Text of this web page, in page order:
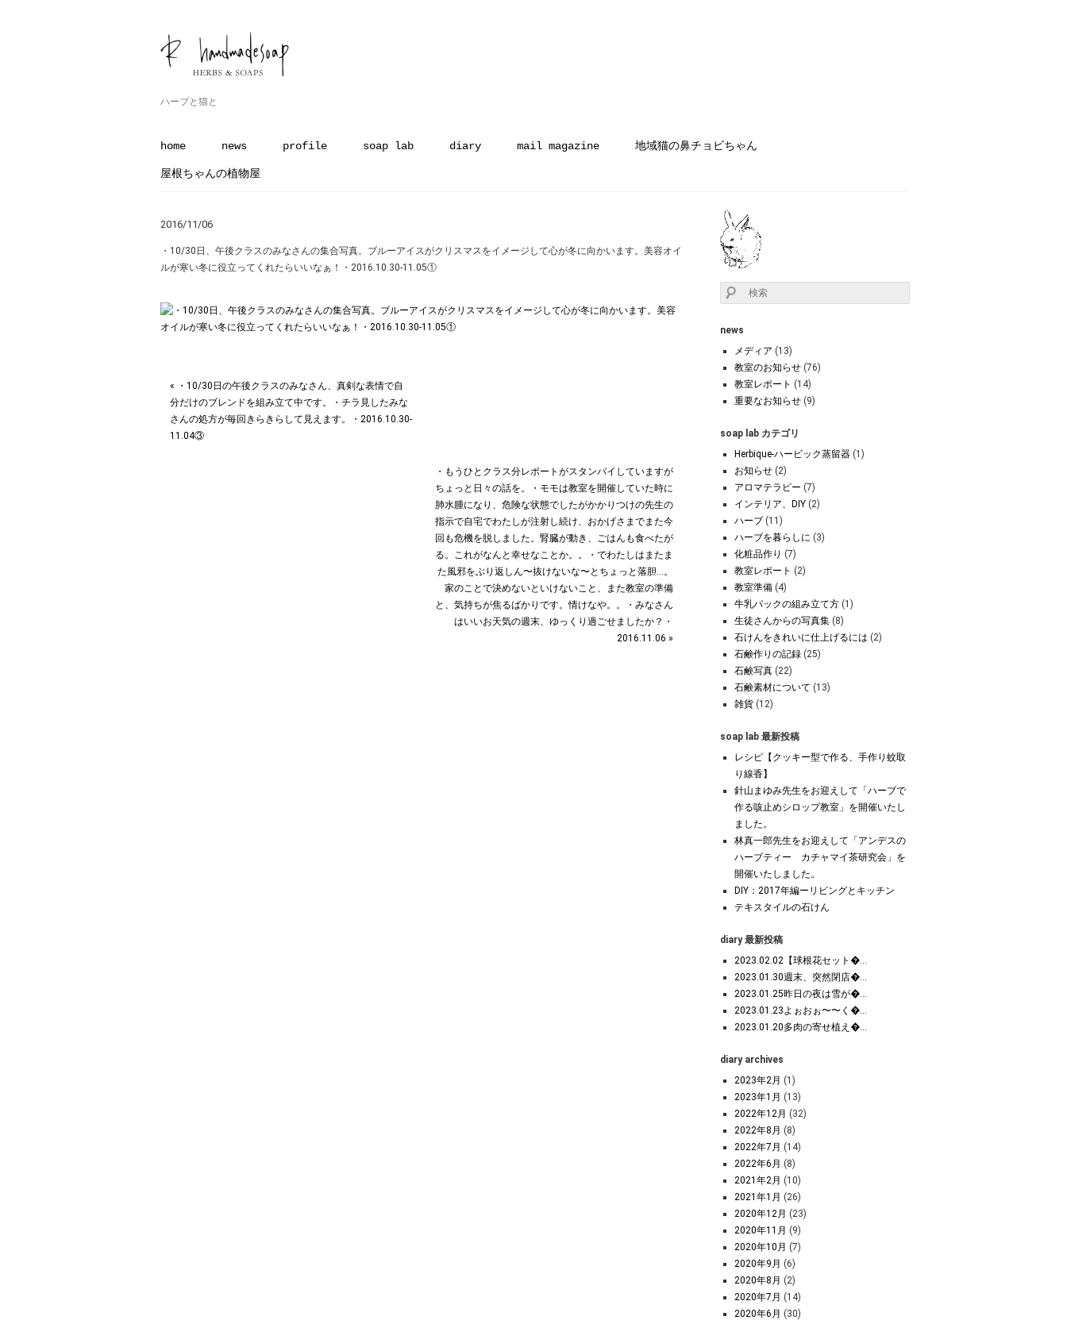
ハーブと猫と
home news profile soap lab diary mail magazine 地域猫の鼻チョビちゃん
屋根ちゃんの植物屋
2016/11/06
・10/30日、午後クラスのみなさんの集合写真。ブルーアイスがクリスマスをイメージして心が冬に向かいます。美容オイ
ルが寒い冬に役立ってくれたらいいなぁ！・2016.10.30-11.05①
« ・10/30日の午後クラスのみなさん、真剣な表情で自
分だけのブレンドを組み立て中です。・チラ見したみな
さんの処方が毎回きらきらして見えます。・2016.10.30-
11.04③
・もうひとクラス分レポートがスタンバイしていますが
ちょっと日々の話を。・モモは教室を開催していた時に
肺水腫になり、危険な状態でしたがかかりつけの先生の
指示で自宅でわたしが注射し続け、おかげさまでまた今
回も危機を脱しました。腎臓が動き、ごはんも食べたが
る。これがなんと幸せなことか。。・でわたしはまたま
た風邪をぶり返しん〜抜けないな〜とちょっと落胆…。
家のことで決めないといけないこと、また教室の準備
と、気持ちが焦るばかりです。情けなや。。・みなさん
はいいお天気の週末、ゆっくり過ごせましたか？・
2016.11.06 »
news
メディア (13)
教室のお知らせ (76)
教室レポート (14)
重要なお知らせ (9)
soap lab カテゴリ
Herbique-ハービック蒸留器 (1)
お知らせ (2)
アロマテラピー (7)
インテリア、DIY (2)
ハーブ (11)
ハーブを暮らしに (3)
化粧品作り (7)
教室レポート (2)
教室準備 (4)
牛乳パックの組み立て方 (1)
生徒さんからの写真集 (8)
石けんをきれいに仕上げるには (2)
石鹸作りの記録 (25)
石鹸写真 (22)
石鹸素材について (13)
雑貨 (12)
soap lab 最新投稿
レシピ【クッキー型で作る、手作り蚊取
り線香】
針山まゆみ先生をお迎えして「ハーブで
作る咳止めシロップ教室」を開催いたし
ました。
林真一郎先生をお迎えして「アンデスの
ハーブティー カチャマイ茶研究会」を
開催いたしました。
DIY：2017年編ーリビングとキッチン
テキスタイルの石けん
diary 最新投稿
2023.02.02【球根花セット�...
2023.01.30週末、突然閉店�...
2023.01.25昨日の夜は雪が�...
2023.01.23よぉおぉ〜〜く�...
2023.01.20多肉の寄せ植え�...
diary archives
2023年2月 (1)
2023年1月 (13)
2022年12月 (32)
2022年8月 (8)
2022年7月 (14)
2022年6月 (8)
2021年2月 (10)
2021年1月 (26)
2020年12月 (23)
2020年11月 (9)
2020年10月 (7)
2020年9月 (6)
2020年8月 (2)
2020年7月 (14)
2020年6月 (30)